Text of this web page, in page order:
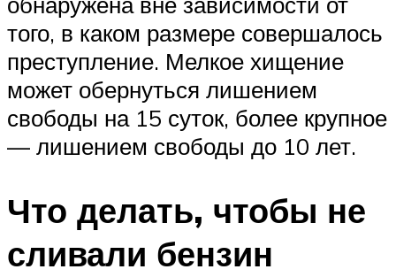
того, в каком размере совершалось
преступление. Мелкое хищение
может обернуться лишением
свободы на 15 суток, более крупное
— лишением свободы до 10 лет.
Что делать, чтобы не
сливали бензин